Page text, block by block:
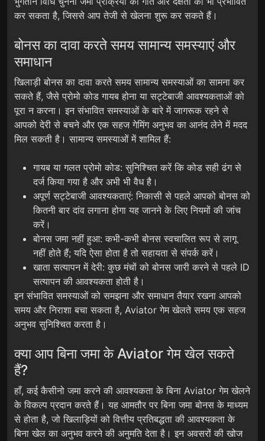
कर सकता है, जिससे आप तेजी से खेलना शुरू कर सकते हैं।
बोनस का दावा करते समय सामान्य समस्याएं और
समाधान
खिलाड़ी बोनस का दावा करते समय सामान्य समस्याओं का सामना कर
सकते हैं, जैसे प्रोमो कोड गायब होना या सट्टेबाजी आवश्यकताओं को
पूरा न करना। इन संभावित समस्याओं के बारे में जागरूक रहने से
आपको देरी से बचने और एक सहज गेमिंग अनुभव का आनंद लेने में मदद
मिल सकती है। सामान्य समस्याओं में शामिल हैं:
गायब या गलत प्रोमो कोड: सुनिश्चित करें कि कोड सही ढंग से
दर्ज किया गया है और अभी भी वैध है।
अपूर्ण सट्टेबाजी आवश्यकताएं: निकासी से पहले आपको बोनस को
कितनी बार दांव लगाना होगा यह जानने के लिए नियमों की जांच
करें।
बोनस जमा नहीं हुआ: कभी-कभी बोनस स्वचालित रूप से लागू
नहीं होते हैं; यदि ऐसा होता है तो सहायता से संपर्क करें।
खाता सत्यापन में देरी: कुछ मंचों को बोनस जारी करने से पहले ID
सत्यापन की आवश्यकता होती है।
इन संभावित समस्याओं को समझना और समाधान तैयार रखना आपको
समय और निराशा बचा सकता है, Aviator गेम खेलते समय एक सहज
अनुभव सुनिश्चित करता है।
क्या आप बिना जमा के Aviator गेम खेल सकते
हैं?
हाँ, कई कैसीनो जमा करने की आवश्यकता के बिना Aviator गेम खेलने
के विकल्प प्रदान करते हैं। यह आमतौर पर बिना जमा बोनस के माध्यम
से होता है, जो खिलाड़ियों को वित्तीय प्रतिबद्धता की आवश्यकता के
बिना खेल का अनुभव करने की अनुमति देता है। इन अवसरों की खोज